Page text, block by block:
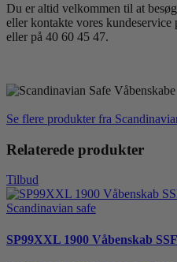
Du er altid velkommen til at
eller kontakte vores kundeservice
eller på 40 60 45 47.
Se flere produkter fra
Relaterede produkter
Tilbud
Scandinavian safe
SP99XXL 1900 Våbenskab